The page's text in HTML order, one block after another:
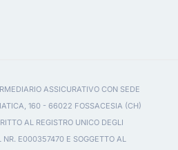
ASSICURATIVO CON SEDE
160 - 66022 FOSSACESIA (CH)
AL REGISTRO UNICO DEGLI
NR. E000357470 E SOGGETTO AL